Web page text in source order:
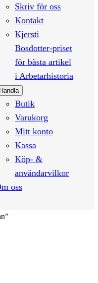
Skriv för oss
Kontakt
Kjersti
Bosdotter-priset
för bästa artikel
i Arbetarhistoria
Handla
Butik
Varukorg
Mitt konto
Kassa
Köp- &
användarvilkor
oss